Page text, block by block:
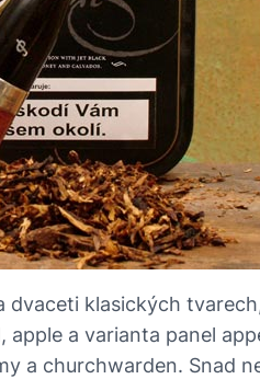
dvaceti klasických
a varianta panel
a churchwarden. Snad